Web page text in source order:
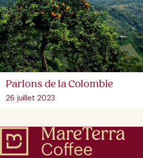
Parlons de la Colombie
26 juillet 2023